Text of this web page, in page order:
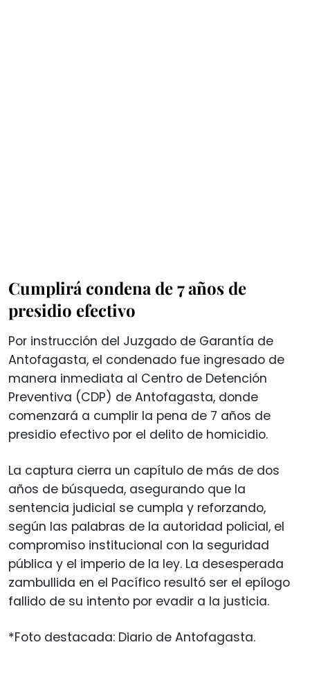
Cumplirá condena de 7 años de
presidio efectivo
Por instrucción del Juzgado de Garantía de
Antofagasta, el condenado fue ingresado de
manera inmediata al Centro de Detención
Preventiva (CDP) de Antofagasta, donde
comenzará a cumplir la pena de 7 años de
presidio efectivo por el delito de homicidio.
La captura cierra un capítulo de más de dos
años de búsqueda, asegurando que la
sentencia judicial se cumpla y reforzando,
según las palabras de la autoridad policial, el
compromiso institucional con la seguridad
pública y el imperio de la ley. La desesperada
zambullida en el Pacífico resultó ser el epílogo
fallido de su intento por evadir a la justicia.
*Foto destacada: Diario de Antofagasta.